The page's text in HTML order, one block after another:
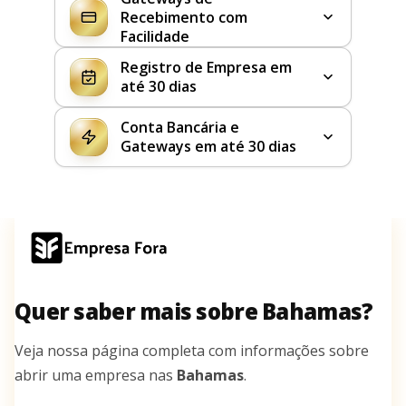
Recebimento com
Facilidade
Registro de Empresa em
até 30 dias
Conta Bancária e
Gateways em até 30 dias
Quer saber mais sobre Bahamas?
Veja nossa página completa com informações sobre
abrir uma empresa nas Bahamas.